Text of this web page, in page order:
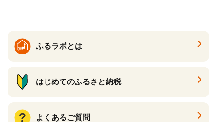
ギフト ふるさと納税 ）
ふるラボとは
はじめてのふるさと納税
よくあるご質問